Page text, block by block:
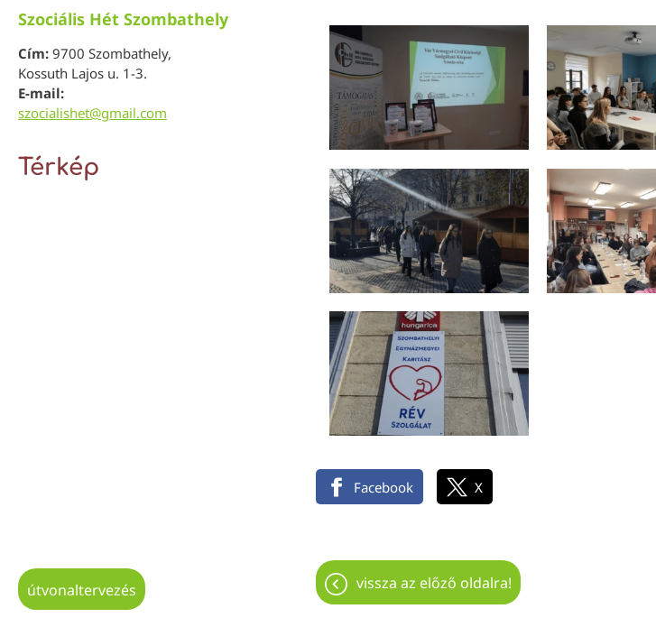
Szociális Hét Szombathely
Cím: 9700 Szombathely,
Kossuth Lajos u. 1-3.
E-mail:
szocialishet@gmail.com
Térkép
útvonaltervezés
Facebook X
vissza az előző oldalra!